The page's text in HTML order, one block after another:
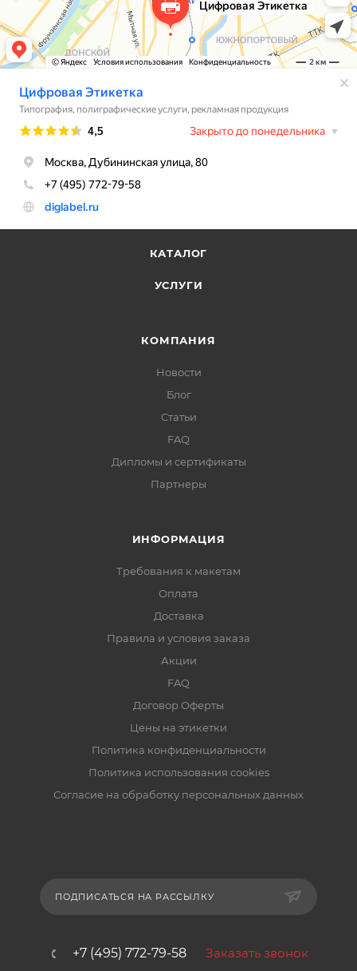
КАТАЛОГ
УСЛУГИ
КОМПАНИЯ
Новости
Блог
Статьи
FAQ
Дипломы и сертификаты
Партнеры
ИНФОРМАЦИЯ
Требования к макетам
Оплата
Доставка
Правила и условия заказа
Акции
FAQ
Договор Оферты
Цены на этикетки
Политика конфиденциальности
Политика использования cookies
Согласие на обработку персональных данных
ПОДПИСАТЬСЯ НА РАССЫЛКУ
+7 (495) 772-79-58 Заказать звонок